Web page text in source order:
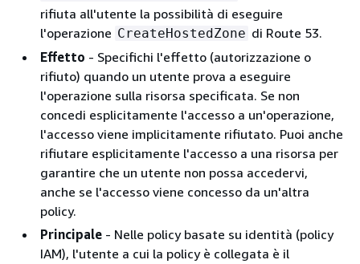
rifiuta all'utente la possibilità di eseguire
l'operazione CreateHostedZone di Route 53.
Effetto - Specifichi l'effetto (autorizzazione o
rifiuto) quando un utente prova a eseguire
l'operazione sulla risorsa specificata. Se non
concedi esplicitamente l'accesso a un'operazione,
l'accesso viene implicitamente rifiutato. Puoi anche
rifiutare esplicitamente l'accesso a una risorsa per
garantire che un utente non possa accedervi,
anche se l'accesso viene concesso da un'altra
policy.
Principale - Nelle policy basate su identità (policy
IAM), l'utente a cui la policy è collegata è il